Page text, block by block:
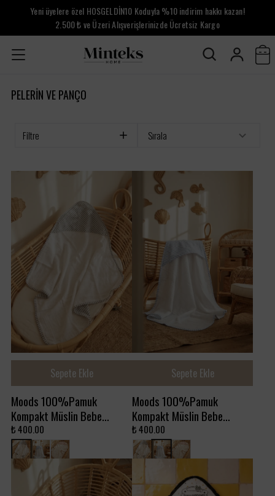
Yeni üyelere özel HOSGELDİN10 Koduyla %10 indirim hakkı kazan!
2.500 ₺ ve Üzeri Alışverişlerinizde Ücretsiz Kargo
PELERİN VE PANÇO
Filtre Sırala
Sepete Ekle
Moods 100%Pamuk
Kompakt Müslin Bebe
Pelerin - Black Beauty
₺ 400.00
Sepete Ekle
Moods 100%Pamuk
Kompakt Müslin Bebe
Pelerin - Campanula
₺ 400.00